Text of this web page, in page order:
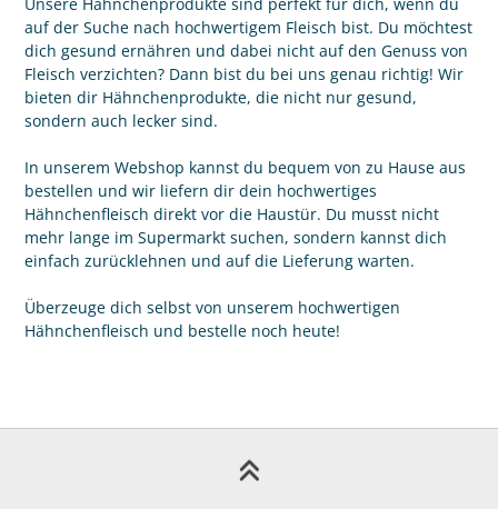
auf der Suche nach hochwertigem Fleisch bist. Du möchtest
dich gesund ernähren und dabei nicht auf den Genuss von
Fleisch verzichten? Dann bist du bei uns genau richtig! Wir
bieten dir Hähnchenprodukte, die nicht nur gesund,
sondern auch lecker sind.
In unserem Webshop kannst du bequem von zu Hause aus
bestellen und wir liefern dir dein hochwertiges
Hähnchenfleisch direkt vor die Haustür. Du musst nicht
mehr lange im Supermarkt suchen, sondern kannst dich
einfach zurücklehnen und auf die Lieferung warten.
Überzeuge dich selbst von unserem hochwertigen
Hähnchenfleisch und bestelle noch heute!